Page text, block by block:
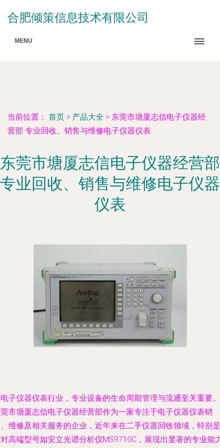
合肥倾策信息技术有限公司
MENU
当前位置： 首页 > 产品大全 > 东莞市塘厦志信电子仪器经
营部 专业回收、销售与维修电子仪器仪表
东莞市塘厦志信电子仪器经营部
专业回收、销售与维修电子仪器
仪表
子仪器仪表行业，专业设备的生命周期管理与流通至关重要。
市塘厦志信电子仪器经营部作为一家专注于电子仪器仪表销
维修及相关服务的企业，近年来在二手仪器回收领域，特别是
高端型号如安立光谱分析仪MS9710C，展现出显著的专业能